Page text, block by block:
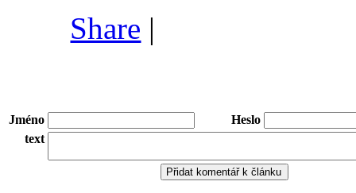
Share |
Jméno
Heslo
text